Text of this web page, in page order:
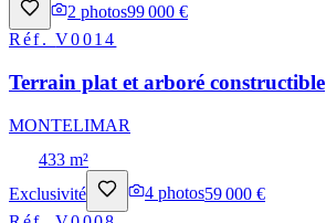
2 photos99 000 €
Réf.V0014
Terrain plat et arboré constructible
MONTELIMAR
433 m²
Exclusivité
4 photos59 000 €